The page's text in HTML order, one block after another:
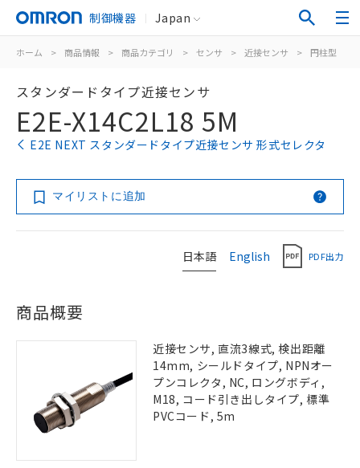
制御機器 Japan
ホーム > 商品情報 > 商品カテゴリ > センサ > 近接センサ > 円柱型
スタンダードタイプ近接センサ
E2E-X14C2L18 5M
E2E NEXT スタンダードタイプ近接センサ 形式セレクタ
マイリストに追加
日本語 English PDF出力
商品概要
近接センサ, 直流3線式, 検出距離
14mm, シールドタイプ, NPNオー
プンコレクタ, NC, ロングボディ,
M18, コード引き出しタイプ, 標準
PVCコード, 5m